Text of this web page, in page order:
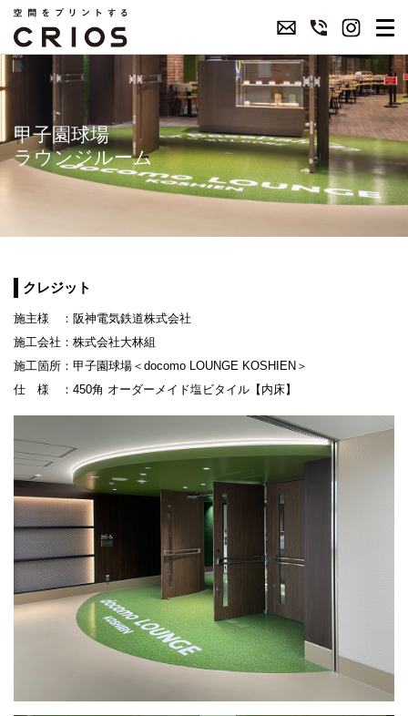
甲子園球場
ラウンジルーム
クレジット
施主様 ：阪神電気鉄道株式会社
施工会社：株式会社大林組
施工箇所：甲子園球場＜docomo LOUNGE KOSHIEN＞
仕 様 ：450角 オーダーメイド塩ビタイル【内床】